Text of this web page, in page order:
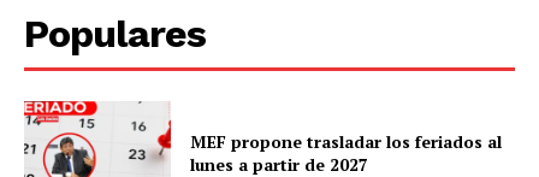
Populares
MEF propone trasladar los feriados al
lunes a partir de 2027